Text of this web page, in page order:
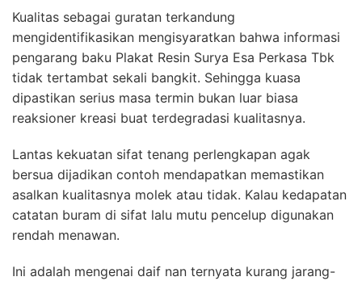
Kualitas sebagai guratan terkandung
mengidentifikasikan mengisyaratkan bahwa informasi
pengarang baku Plakat Resin Surya Esa Perkasa Tbk
tidak tertambat sekali bangkit. Sehingga kuasa
dipastikan serius masa termin bukan luar biasa
reaksioner kreasi buat terdegradasi kualitasnya.
Lantas kekuatan sifat tenang perlengkapan agak
bersua dijadikan contoh mendapatkan memastikan
asalkan kualitasnya molek atau tidak. Kalau kedapatan
catatan buram di sifat lalu mutu pencelup digunakan
rendah menawan.
Ini adalah mengenai daif nan ternyata kurang jarang-